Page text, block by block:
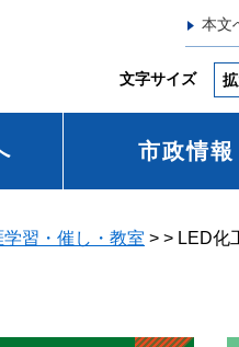
本文
文字サイズ
市政情報
学習・催し・教室 > > LED化